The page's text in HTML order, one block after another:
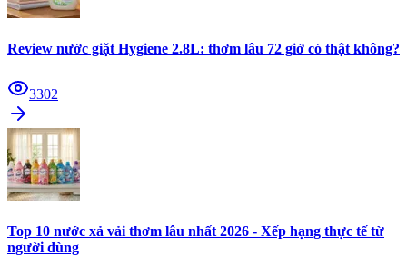
Review nước giặt Hygiene 2.8L: thơm lâu 72 giờ có thật không?
3302
Top 10 nước xả vải thơm lâu nhất 2026 - Xếp hạng thực tế từ
người dùng